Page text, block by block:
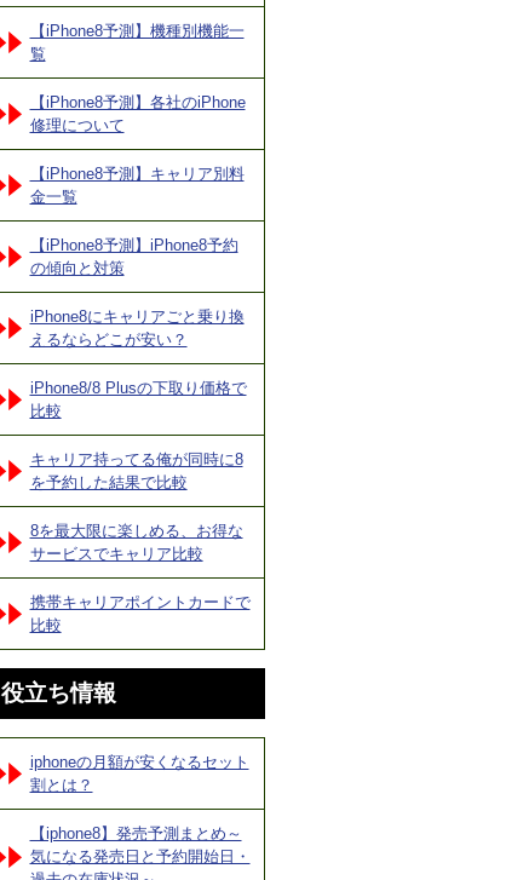
【iPhone8予測】機種別機能一
覧
【iPhone8予測】各社のiPhone
修理について
【iPhone8予測】キャリア別料
金一覧
【iPhone8予測】iPhone8予約
の傾向と対策
iPhone8にキャリアごと乗り換
えるならどこが安い？
iPhone8/8 Plusの下取り価格で
比較
キャリア持ってる俺が同時に8
を予約した結果で比較
8を最大限に楽しめる、お得な
サービスでキャリア比較
携帯キャリアポイントカードで
比較
役立ち情報
iphoneの月額が安くなるセット
割とは？
【iphone8】発売予測まとめ～
気になる発売日と予約開始日・